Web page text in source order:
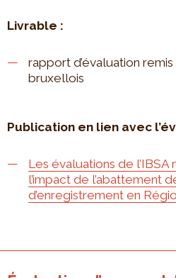
Livrable :
rapport d’évaluation
bruxellois
Publication en lien avec
Les évaluations de l’IBSA
l’impact de l’abattement
d’enregistrement en